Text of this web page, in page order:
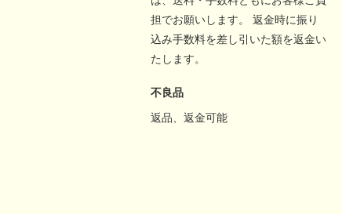
担でお願いします。 返金時に振り
込み手数料を差し引いた額を返金い
たします。
不良品
返品、返金可能